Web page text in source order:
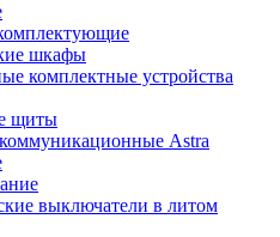
шкафы
комплектные устройства
щиты
Astra
выключатели в литом